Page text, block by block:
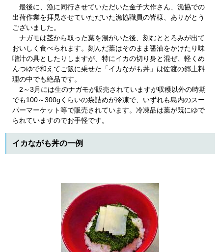
最後に、漁に同行させていただいた金子大作さん、漁協での
出荷作業を拝見させていただいた漁協職員の皆様、ありがとう
ございました。
ナガモは茎から取った葉を湯がいた後、刻むととろみが出て
おいしく食べられます。刻んだ葉はそのまま醤油をかけたり味
噌汁の具としたりしますが、特にイカの切り身と混ぜ、軽くめ
んつゆで和えてご飯に乗せた「イカながも丼」は佐渡の郷土料
理の中でも絶品です。
2～3月には生のナガモが販売されていますが収穫以外の時期
でも100～300gくらいの袋詰めが冷凍で、いずれも島内のスー
パーマーケット等で販売されています。冷凍品は葉が既にゆで
られていますのでお手軽です。
イカながも丼の一例